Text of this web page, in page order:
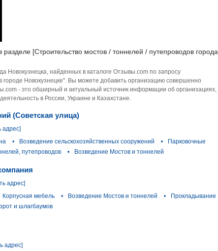
разделе [Строительство мостов / тоннелей / путепроводов города
Новокузнецка, найденных в каталоге Отзывы.com по запросу
городе Новокузнецке". Вы можете добавить организацию совершенно
- это обширный и актуальный источник информации об организациях,
в России, Украине и Казахстане.
(Советская улица)
адрес]
• Возведение сельскохозяйственных сооружений •
Парковочные
путепроводов • Возведение Мостов и тоннелей
адрес]
Корпусная мебель • Возведение Мостов и тоннелей •
Прокладывание
и шлагбаумов
адрес]